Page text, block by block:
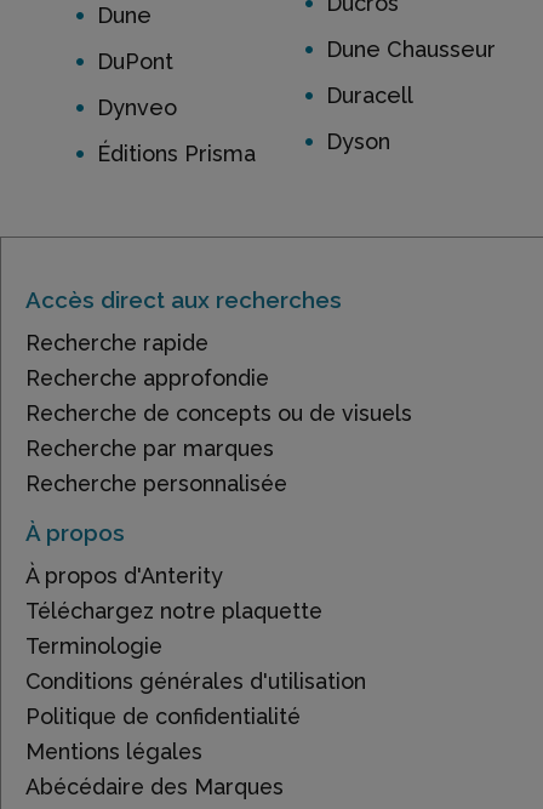
Dune
DuPont
Dynveo
Éditions Prisma
Dune Chausseur
Duracell
Dyson
Accès direct aux recherches
Recherche rapide
Recherche approfondie
Recherche de concepts ou de visuels
Recherche par marques
Recherche personnalisée
À propos
À propos d'Anterity
Téléchargez notre plaquette
Terminologie
Conditions générales d'utilisation
Politique de confidentialité
Mentions légales
Abécédaire des Marques